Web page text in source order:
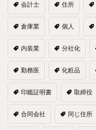
会計士 住所
倉庫業 個人
内装業 分社化
勤務医 化粧品
印鑑証明書 取締役
合同会社 同じ住所